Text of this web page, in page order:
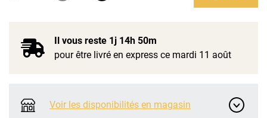
Il vous reste 1j 14h 50m
pour être livré en express ce mardi 11 août
Voir les disponibilités en magasin